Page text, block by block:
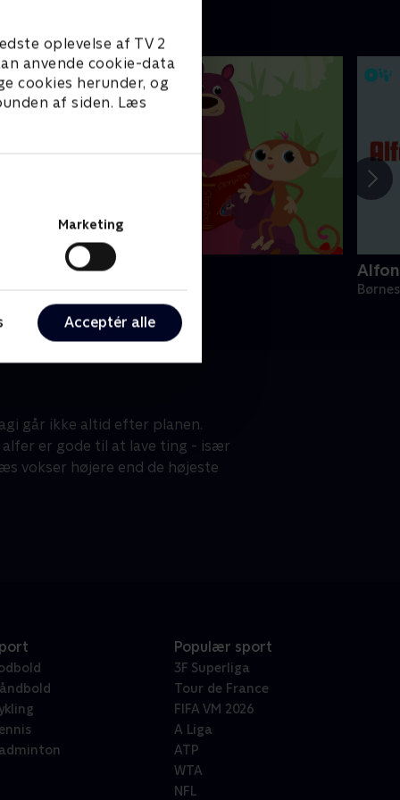
oplevelse af TV 2
anvende cookie-data
cookies herunder, og
af siden. Læs
Marketing
Acceptér alle
• 2 sæsoner
går ikke altid efter planen.
alfer er gode til at lave ting - især
vokser højere end de højeste
Populær sport
3F Superliga
Tour de France
FIFA VM 2026
A Liga
ATP
WTA
NFL